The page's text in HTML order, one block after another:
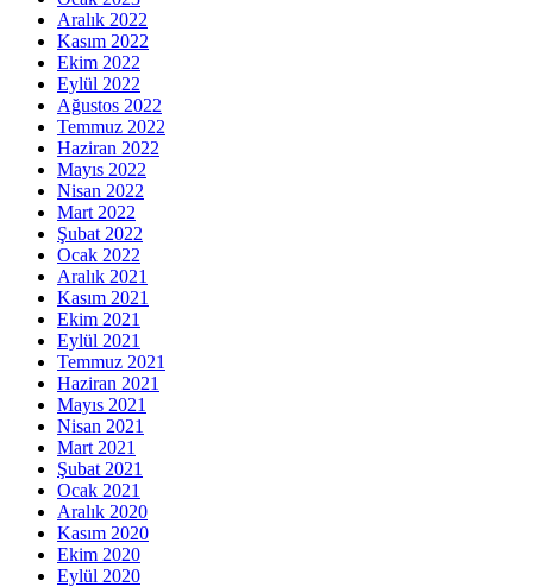
Aralık 2022
Kasım 2022
Ekim 2022
Eylül 2022
Ağustos 2022
Temmuz 2022
Haziran 2022
Mayıs 2022
Nisan 2022
Mart 2022
Şubat 2022
Ocak 2022
Aralık 2021
Kasım 2021
Ekim 2021
Eylül 2021
Temmuz 2021
Haziran 2021
Mayıs 2021
Nisan 2021
Mart 2021
Şubat 2021
Ocak 2021
Aralık 2020
Kasım 2020
Ekim 2020
Eylül 2020